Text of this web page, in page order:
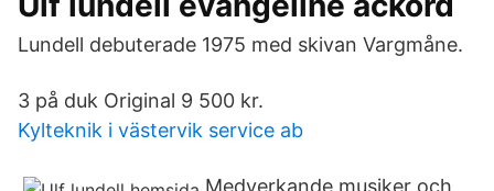
Lundell debuterade 1975 med skivan Vargmåne.
3 på duk Original 9 500 kr.
Kylteknik i västervik service ab
Medverkande musiker och